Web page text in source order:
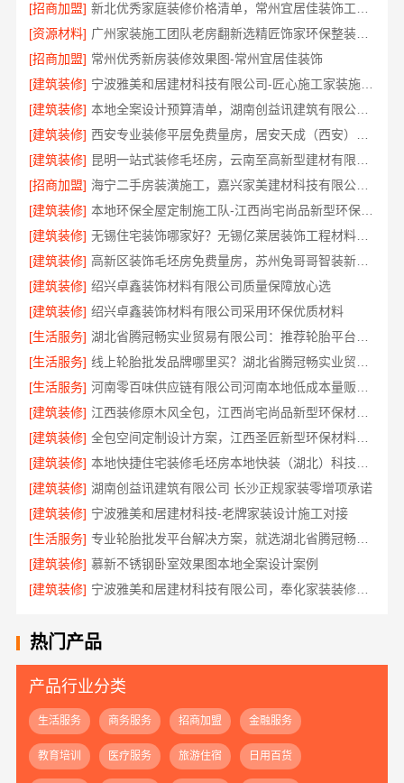
[招商加盟]
[资源材料]
广州家装施工团队老房翻新选精匠饰家环保整装焕新家
[招商加盟] 常州优秀新房装修效果图-常州宜居佳装饰
[建筑装修]
宁波雅美和居建材科技有限公司-匠心施工家装施工对接渠道
[建筑装修]
本地全案设计预算清单，湖南创益讯建筑有限公司透明公开
[建筑装修]
[建筑装修]
[招商加盟]
海宁二手房装潢施工，嘉兴家美建材科技有限公司专业施工
[建筑装修]
本地环保全屋定制施工队-江西尚宅尚品新型环保材料有限公司
[建筑装修]
无锡住宅装饰哪家好？无锡亿莱居装饰工程材料有限公司
[建筑装修]
高新区装饰毛坯房免费量房，苏州兔哥哥智装新材料有限公司专业顾问上门
[建筑装修] 绍兴卓鑫装饰材料有限公司质量保障放心选
[建筑装修] 绍兴卓鑫装饰材料有限公司采用环保优质材料
[生活服务]
[生活服务]
[生活服务]
[建筑装修]
江西装修原木风全包，江西尚宅尚品新型环保材料有限公司
[建筑装修]
全包空间定制设计方案，江西圣匠新型环保材料有限公司
[建筑装修]
[建筑装修] 湖南创益讯建筑有限公司 长沙正规家装零增项承诺
[建筑装修] 宁波雅美和居建材科技-老牌家装设计施工对接
[生活服务]
专业轮胎批发平台解决方案，就选湖北省腾冠畅实业贸易有限公司
[建筑装修] 慕新不锈钢卧室效果图本地全案设计案例
[建筑装修]
宁波雅美和居建材科技有限公司，奉化家装装修线下门店地址
热门产品
产品行业分类
生活服务 商务服务 招商加盟 金融服务
教育培训 医疗服务 旅游住宿 日用百货